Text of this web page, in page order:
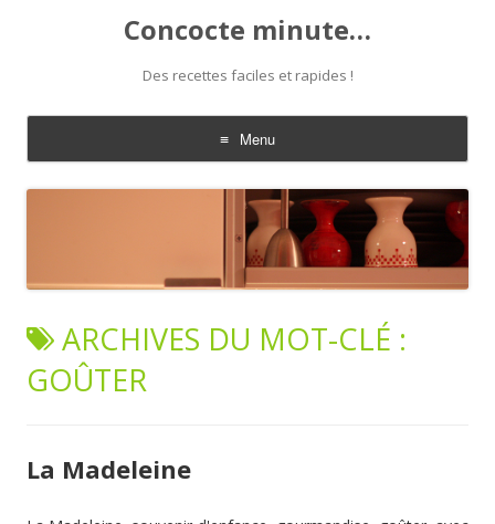
Concocte minute…
Des recettes faciles et rapides !
Menu
Aller
au
ARCHIVES DU MOT-CLÉ :
GOÛTER
La Madeleine